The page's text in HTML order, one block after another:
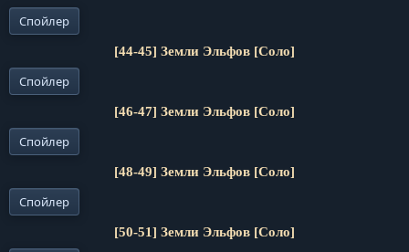
Спойлер
[44-45] Земли Эльфов [Соло]
Спойлер
[46-47] Земли Эльфов [Соло]
Спойлер
[48-49] Земли Эльфов [Соло]
Спойлер
[50-51] Земли Эльфов [Соло]